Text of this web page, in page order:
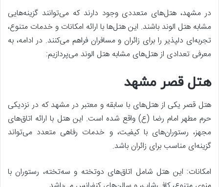
در مشهد، هتل‌های متعددی وجود دارند که می‌توانند گزینه‌هایی
مشابه هتل الوند باشند. این هتل‌ها با ارائه امکانات و خدمات متنوع،
تجربه‌ای دلپذیر را برای زائران و مسافران فراهم می‌کنند. در ادامه، به
معرفی تعدادی از هتل‌های مشابه هتل الوند می‌پردازیم:
هتل قصر مشهد
هتل قصر یکی از هتل‌های با سابقه و معتبر در مشهد که در نزدیکی
حرم مطهر امام رضا (ع) واقع شده است. این هتل با ارائه اتاق‌های
مجهز، رستوران‌های با کیفیت، و خدمات رفاهی متعدد می‌تواند
گزینه‌ای مناسب برای زائران باشد.
امکانات: این هتل شامل اتاق‌های دوتخته و سه‌تخته، رستوران با